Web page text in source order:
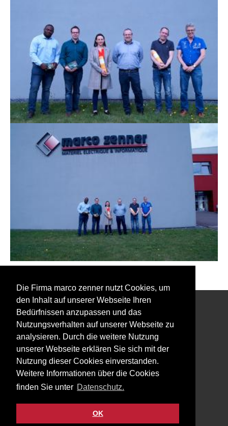
Die Firma marco zenner nutzt Cookies, um
den Inhalt auf unserer Webseite Ihren
Bedürfnissen anzupassen und das
Nutzungsverhalten auf unserer Webseite zu
analysieren. Durch die weitere Nutzung
unserer Webseite erklären Sie sich mit der
Nutzung dieser Cookies einverstanden.
Weitere Informationen über die Cookies
finden Sie unter Datenschutz.
OK
Interessiert an unserem Newsletter?
Impressum
Datenschutz
Kontakt